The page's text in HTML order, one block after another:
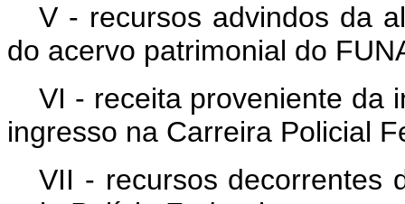
V - recursos advindos da
do acervo patrimonial do
VI - receita proveniente da
ingresso na Carreira Policial
VII - recursos decorrentes